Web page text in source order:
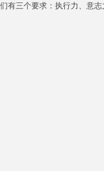
有三个要求：执行力、意